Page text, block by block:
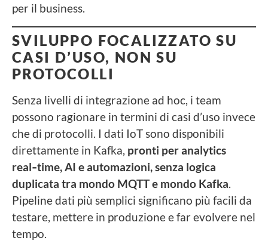
per il business.
SVILUPPO FOCALIZZATO SU
CASI D’USO, NON SU
PROTOCOLLI
Senza livelli di integrazione ad hoc, i team
possono ragionare in termini di casi d’uso invece
che di protocolli. I dati IoT sono disponibili
direttamente in Kafka, pronti per analytics
real‑time, AI e automazioni, senza logica
duplicata tra mondo MQTT e mondo Kafka.
Pipeline dati più semplici significano più facili da
testare, mettere in produzione e far evolvere nel
tempo.